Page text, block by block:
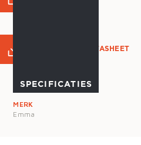
PRODUCT DATASHEET
SPECIFICATIES
MERK
Emma